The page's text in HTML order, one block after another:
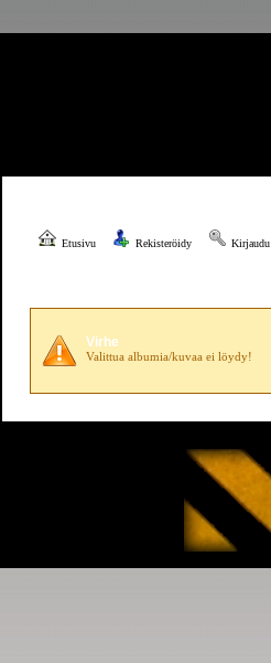
Etusivu Rekisteröidy Kirjaudu
Virhe
Valittua albumia/kuvaa ei löydy!